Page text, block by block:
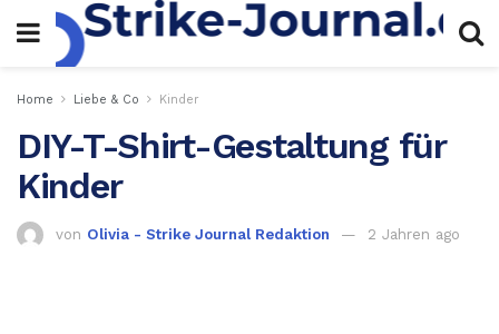
Home Liebe & Co Kinder
DIY-T-Shirt-Gestaltung für
Kinder
von Olivia - Strike Journal Redaktion 2 Jahren ago